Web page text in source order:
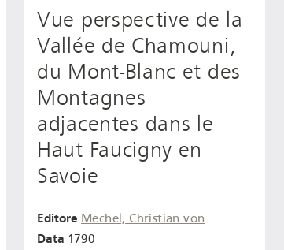
Vue perspective de la
Vallée de Chamouni,
du Mont-Blanc et des
Montagnes
adjacentes dans le
Haut Faucigny en
Savoie
Editore Mechel, Christian von
Data 1790